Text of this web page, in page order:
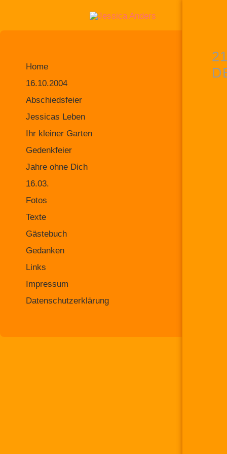
Home
16.10.2004
Abschiedsfeier
Jessicas Leben
Ihr kleiner Garten
Gedenkfeier
Jahre ohne Dich
16.03.
Fotos
Texte
Gästebuch
Gedanken
Links
Impressum
Datenschutzerklärung